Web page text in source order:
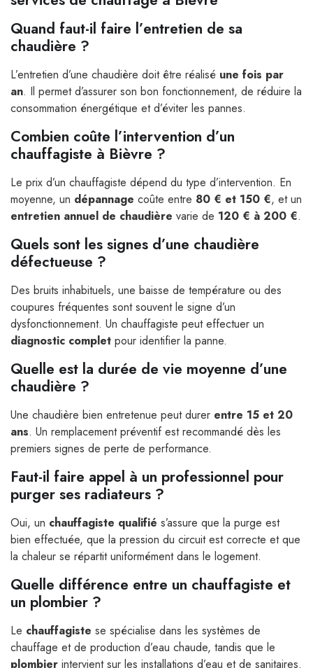
Quand faut-il faire l’entretien de sa
chaudière ?
L’entretien d’une chaudière doit être réalisé une fois par
an. Il permet d’assurer son bon fonctionnement, de réduire la
consommation énergétique et d’éviter les pannes.
Combien coûte l’intervention d’un
chauffagiste à Bièvre ?
Le prix d’un chauffagiste dépend du type d’intervention. En
moyenne, un dépannage coûte entre 80 € et 150 €, et un
entretien annuel de chaudière varie de 120 € à 200 €.
Quels sont les signes d’une chaudière
défectueuse ?
Des bruits inhabituels, une baisse de température ou des
coupures fréquentes sont souvent le signe d’un
dysfonctionnement. Un chauffagiste peut effectuer un
diagnostic complet pour identifier la panne.
Quelle est la durée de vie moyenne d’une
chaudière ?
Une chaudière bien entretenue peut durer entre 15 et 20
ans. Un remplacement préventif est recommandé dès les
premiers signes de perte de performance.
Faut-il faire appel à un professionnel pour
purger ses radiateurs ?
Oui, un chauffagiste qualifié s’assure que la purge est
bien effectuée, que la pression du circuit est correcte et que
la chaleur se répartit uniformément dans le logement.
Quelle différence entre un chauffagiste et
un plombier ?
Le chauffagiste se spécialise dans les systèmes de
chauffage et de production d’eau chaude, tandis que le
plombier intervient sur les installations d’eau et de sanitaires.